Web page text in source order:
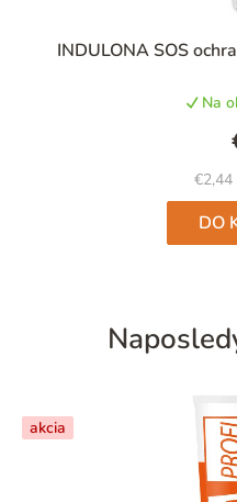
INDULONA SOS
Na
€2,44
DO
akcia